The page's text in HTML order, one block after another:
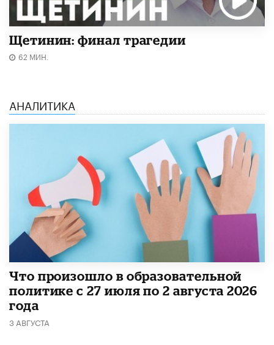
Щетинин: финал трагедии
62 МИН.
АНАЛИТИКА
​Что произошло в образовательной
политике с 27 июля по 2 августа 2026
года
3 АВГУСТА